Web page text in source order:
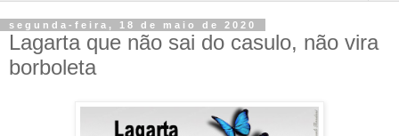
segunda-feira, 18 de maio de 2020
Lagarta que não sai do casulo, não vira
borboleta